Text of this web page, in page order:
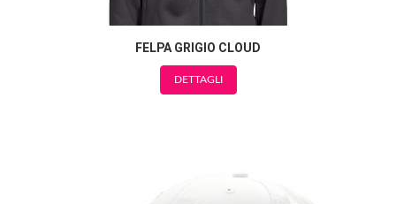
FELPA GRIGIO CLOUD
DETTAGLI